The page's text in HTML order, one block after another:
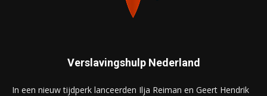
Verslavingshulp Nederland
In een nieuw tijdperk lanceerden Ilja Reiman en Geert Hendrik